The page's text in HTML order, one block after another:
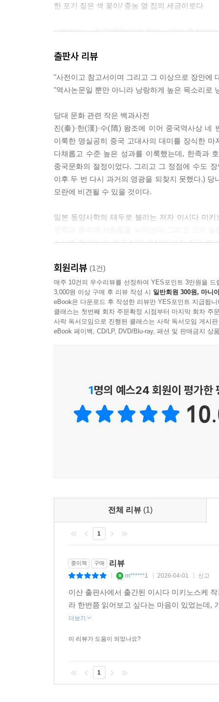
한 포기 짙은 색 꽃이/ 중농 열 집의 세금이로다
―백거이, 「진중(秦中)에서 읊다」 10수 중 제10
"농염한 모란꽃 사람 마음을 뒤흔들어, 온 나라가
면, 모란꽃에 매혹된 장안 시민들은 기분이 한껏
에 대한 고사(故事)는 너무나 유명하다. 문종(文
꽃을 얘기하는데, 어느 집 것이 으뜸이냐"고 물었
권세 있고 부유한 집에서도 온갖 사치를 부리며
로 난간을 장식해 황궁도 그 아름다움에는 미치
香)과 유향(乳香)을 흙과 함께 체에 받쳐서 만든
감상했는데, 궁중의 침향정도 이 누각의 장려함에
을 보았지만, 이 꽃보다 아름다운 건 없다"고 상찬
에 "중농 열 집의 세금"에 해당하는 돈이 지불되는
내고 한 송이를 사다니"라 탄식했고, "이것을 심
풍조는 쉽사리 수그러질 기미가 보이지 않았다.
천금을 들여 아름다운 꽃을 사다가 정원에 심고서
"다른 모란보다 늦되어 보름 뒤에 핀다"는 말이
이 두 절 외에도 주작대로 동쪽에서는 정안방(靖
楚)의 집이 있는데, 이 두 집은 순전히 모란 때문에
당시 장안 사람들이 주로 구경했던 모란은 빨강
하네. 옥잔에 이슬을 받은 듯 담담한 것도 있건만
으로, 사람들이 유독 백모란은 완상하지 않음을 지
꽃 색깔은 논외로 하더라도 "지름이 한 자나 되는
또 붉은 대문의 세력가를 홀리는" 일도 사실이며,
조금이라도 전했다면 그것으로 만족한다.
출판사 리뷰
"사전이고 참고서이며 그리고 그 이상으로 장안에
"역사논문일 뿐만 아니라 낭랑하게 높은 목소리로
당대 문화 관련 작은 백과사전
진(秦)·한(漢)·수(隋) 왕조에 이어 중국역사상 네
이룩한 명실공히 중국 고대사의 대미를 장식한 마
다채롭고 수준 높은 성과를 이룩했는데, 한족과
중국문화의 절정이었다. 그리고 그 정점에 수도
이후 두 번 다시 과거의 영광을 되찾지 못했다.)
모란에 비견될 수 있을 것이다.
일본 동양사학의 태두로 불리는 저자 이시다 미
지식에 힘입어 이 책은 당대 문화에 대한 작은 백
야간통행금지가 풀린 장안의 봄풍경
누구 집인들 달을 보고 한가로이 앉아 있을 수 있으
어디선들 등 이야기 듣고 보러 오지 않으리? (최액[
장안의 봄밤을 화려하게 수놓으며 성대하게 펼쳐
말쑥하게 빼입고 짙게 화장한 장안의 선남선녀
시행되던 야간통행금지가 정월 15일을 전후한
장안의 봄을 화려하게 수놓은 것은 관등뿐이 아
사랑을 받았다. 나라 전체가 이 꽃에 취해, 모란
위해 수십 수천 전(錢)을 내는 것도 서슴지 않았
3월 삼짇날 날씨는 쾌청하고,
모란만큼 화려하고 모란만큼 사랑을 받으며 명
여러 종류의 기녀들이 수려한 용모와 뛰어난
열었다는 이야기, 전근을 가거나 은퇴하는 지방
회원리뷰 (1건)
매주 10건의 우수리뷰를 선정하여 YES포인트 3만원을 드
3,000원 이상 구매 후 리뷰 작성 시 일반회원 300원, 마니
eBook은 다운로드 후 작성한 리뷰만 YES포인트 지급됩니
클래스는 첫번째 회차 주문확정 시점부터 마지막 회차 주
사락 독서모임으로 진행된 클래스는 사락 독서모임 게시
eBook 페이백, CD/LP, DVD/Blu-ray, 패션 및 판매금지 상
1명의 예스24 회원이 평가한
전체 리뷰 (1)
1
종이책 구매 리뷰
m******1 2026-04-01 신고
이산 출판사에서 출간된 이시다 미키노스케
라 한번쯤 읽어보고 싶다는 마음이 있었는데,
더보기
이 리뷰가 도움이 되었나요?
1